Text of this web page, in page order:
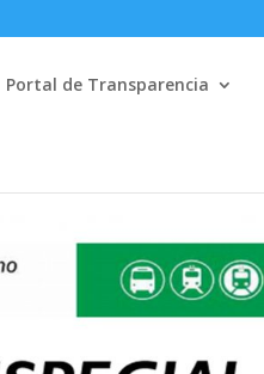
Portal de Transparencia